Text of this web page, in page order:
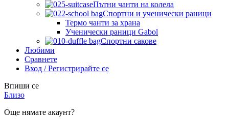
Пътни чанти на колела
Спортни и ученически раници
Термо чанти за храна
Ученически раници Gabol
Спортни сакове
Любими
Сравнете
Вход / Регистрирайте се
Впиши се
Близо
Още нямате акаунт?